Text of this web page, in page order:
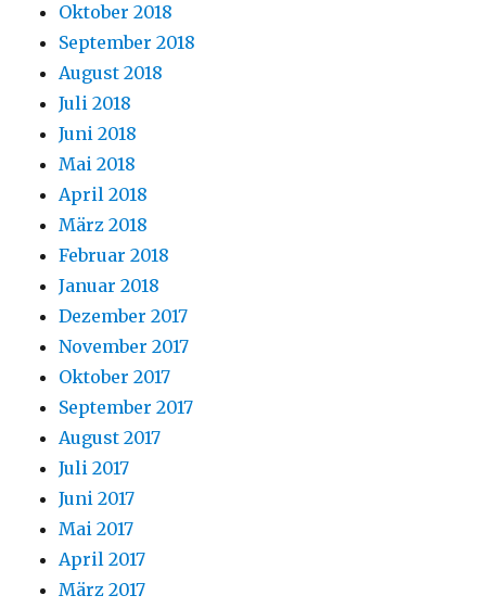
Oktober 2018
September 2018
August 2018
Juli 2018
Juni 2018
Mai 2018
April 2018
März 2018
Februar 2018
Januar 2018
Dezember 2017
November 2017
Oktober 2017
September 2017
August 2017
Juli 2017
Juni 2017
Mai 2017
April 2017
März 2017